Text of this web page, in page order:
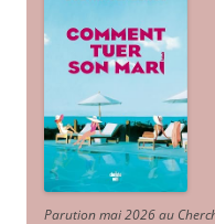
Parution mai 2026 au